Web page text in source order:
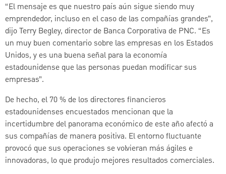
“El mensaje es que nuestro país aún sigue siendo muy
emprendedor, incluso en el caso de las compañías grandes”,
dijo Terry Begley, director de Banca Corporativa de PNC. “Es
un muy buen comentario sobre las empresas en los Estados
Unidos, y es una buena señal para la economía
estadounidense que las personas puedan modificar sus
empresas”.
De hecho, el 70 % de los directores financieros
estadounidenses encuestados mencionan que la
incertidumbre del panorama económico de este año afectó a
sus compañías de manera positiva. El entorno fluctuante
provocó que sus operaciones se volvieran más ágiles e
innovadoras, lo que produjo mejores resultados comerciales.